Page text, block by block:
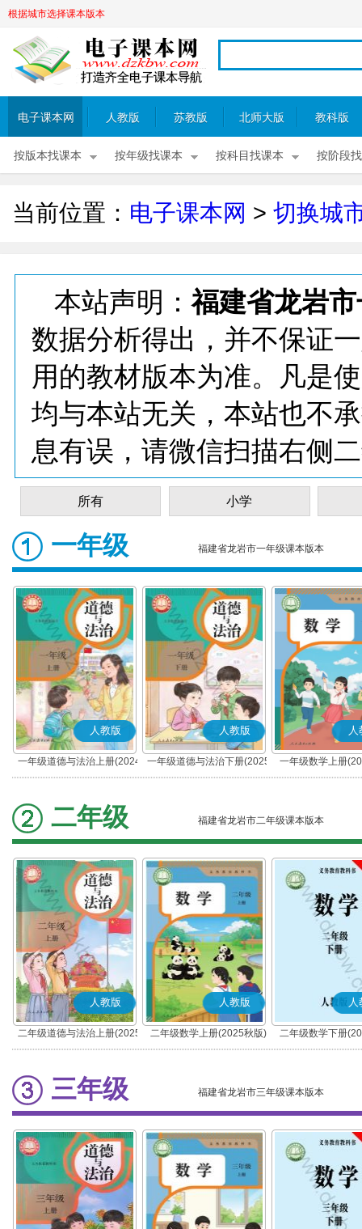
根据城市选择课本版本
电子课本网 人教版 苏教版 北师大版 教科版
按版本找课本 按年级找课本 按科目找课本 按阶段
当前位置： 电子课本网 > 切换城
本站声明：福建省龙岩
数据分析得出，并不保证
用的教材版本为准。凡是
均与本站无关，本站也不
息有误，请微信扫描右侧
所有 小学
一年级 福建省龙岩市一年级课本版本
人教版
一年级道德与法治上册(2024
秋版)(部编版)
人教版
一年级道德与法治下册(2025
春版)(部编版)
人
一年级数学上册
二年级 福建省龙岩市二年级课本版本
人教版
二年级道德与法治上册(2025
秋版)(部编版)
人教版
二年级数学上册(2025秋版)
人
二年级数学下册
三年级 福建省龙岩市三年级课本版本